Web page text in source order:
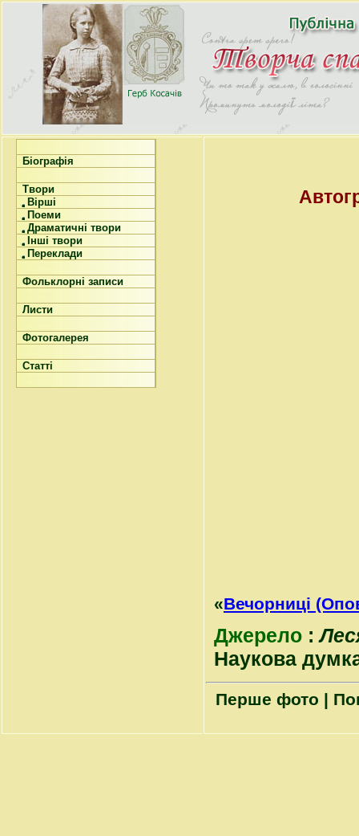
Біографія
Твори
Вірші
Поеми
Драматичні твори
Інші твори
Переклади
Фольклорні записи
Листи
Фотогалерея
Статті
«Вечорниці
Джерело :
Наукова
Перше фото |